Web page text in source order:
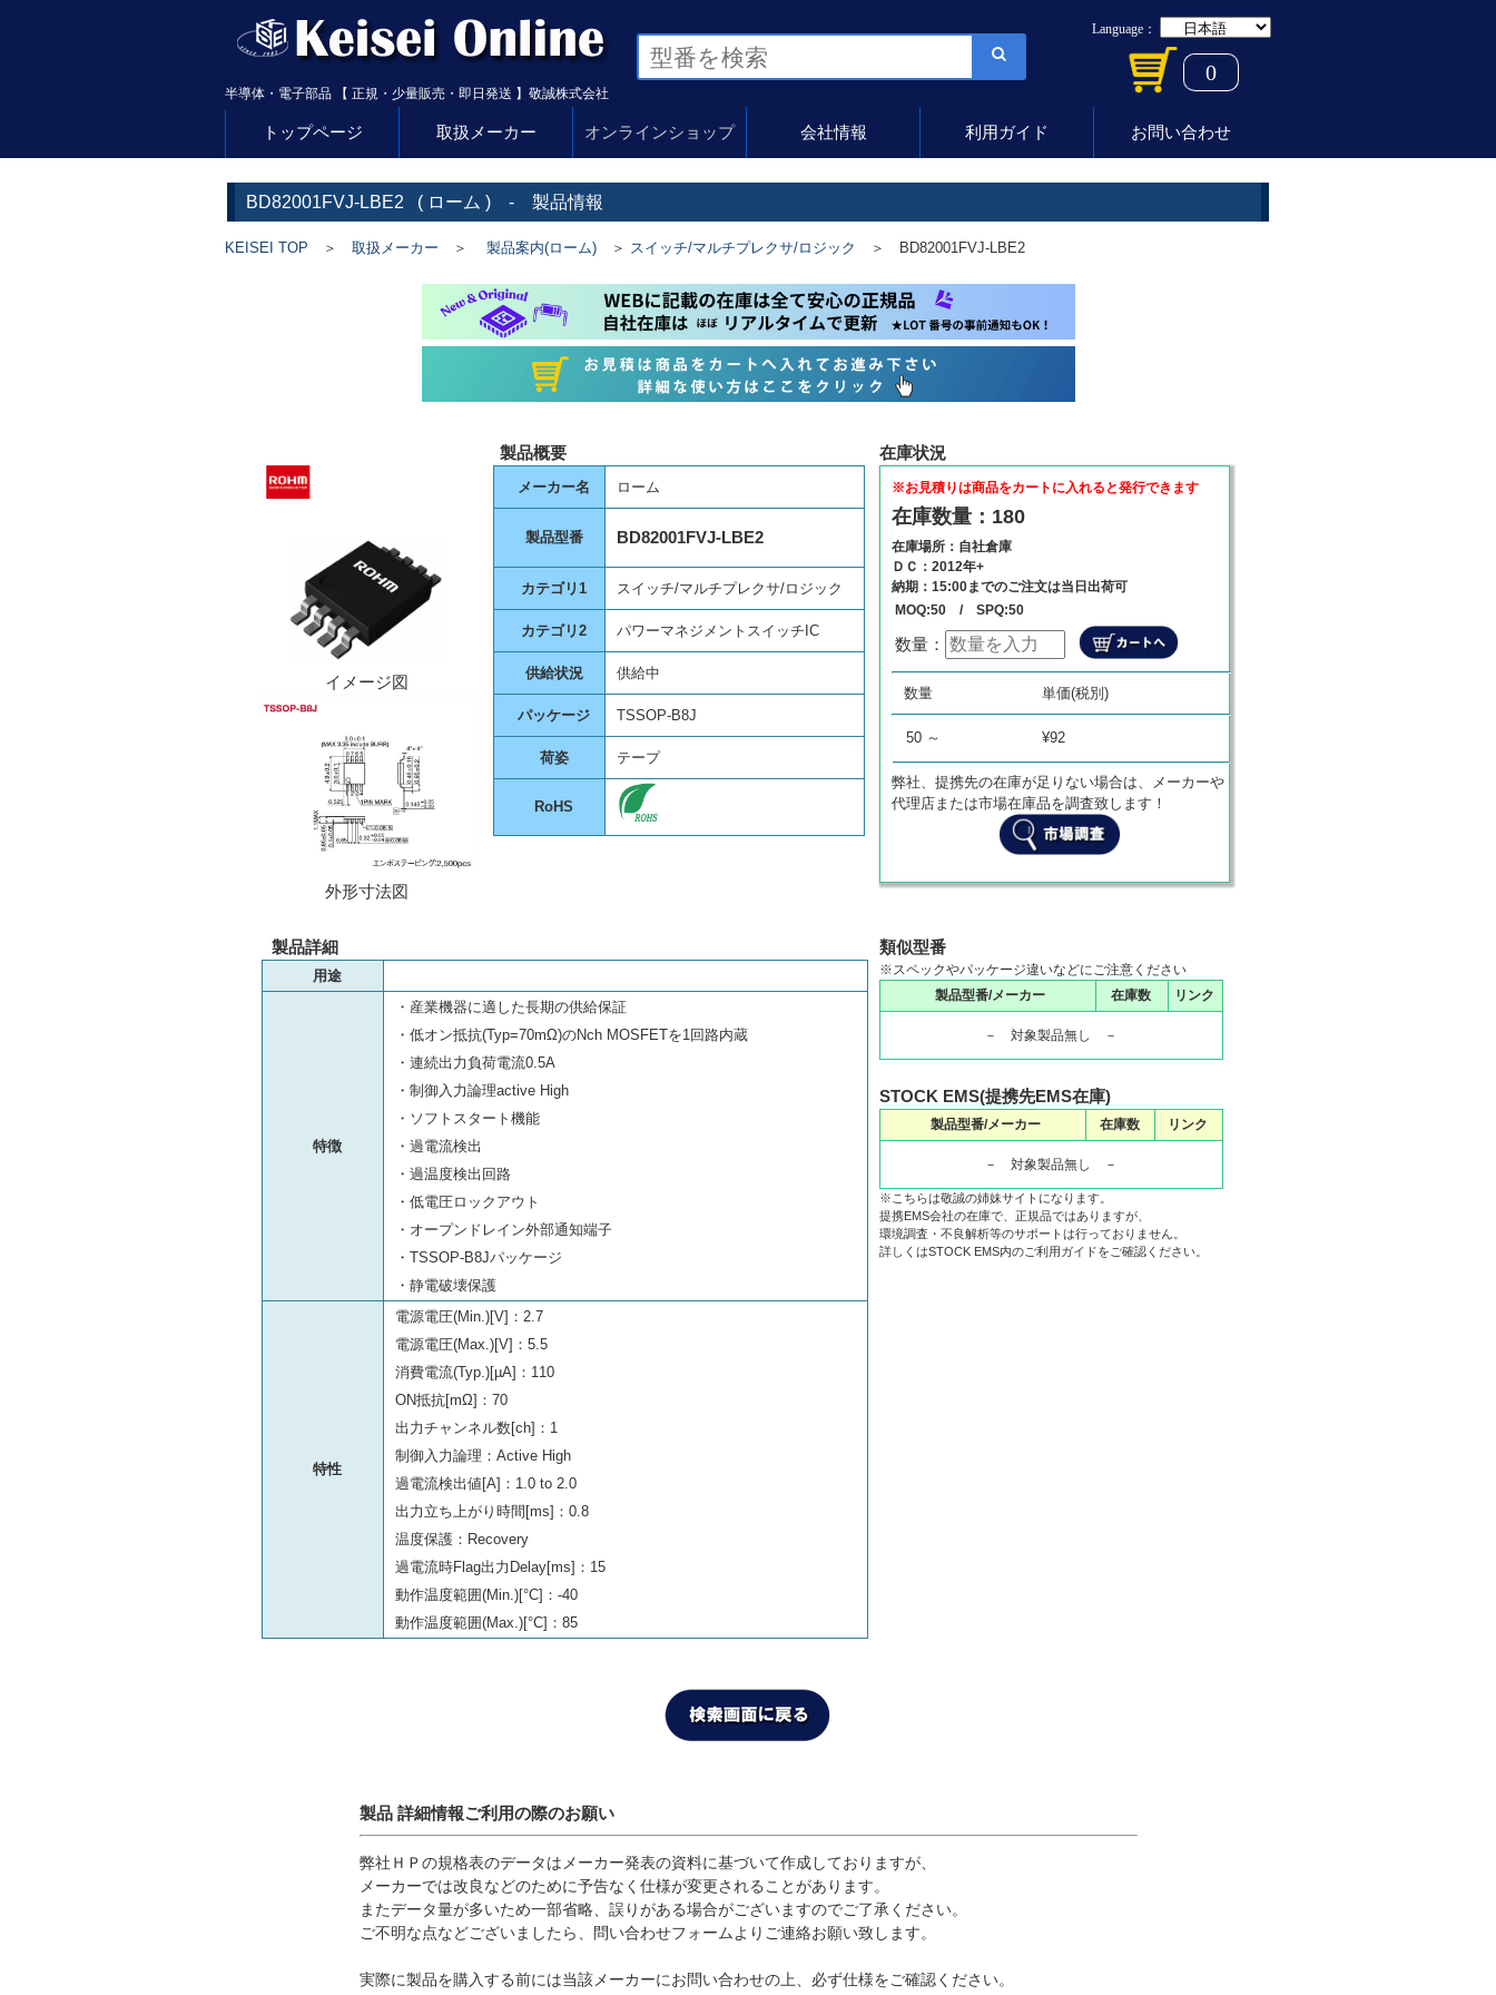
半導体・電子部品 【 正規・少量販売・即日発送 】敬誠株式会社
Language：
0
トップページ 取扱メーカー オンラインショップ 会社情報 利用ガイド お問い合わせ
BD82001FVJ-LBE2 ( ローム ) - 製品情報
KEISEI TOP ＞ 取扱メーカー ＞ 製品案内(ローム) ＞ スイッチ/マルチプレクサ/ロジック ＞ BD82001FVJ-LBE2
イメージ図
外形寸法図
製品概要
メーカー名 ローム
製品型番 BD82001FVJ-LBE2
カテゴリ1 スイッチ/マルチプレクサ/ロジック
カテゴリ2 パワーマネジメントスイッチIC
供給状況 供給中
パッケージ TSSOP-B8J
荷姿 テープ
RoHS
在庫状況
※お見積りは商品をカートに入れると発行できます
在庫数量：180
在庫場所：自社倉庫
ＤＣ：2012年+
納期：15:00までのご注文は当日出荷可
MOQ:50 / SPQ:50
数量：
数量 単価 商品代金
0
数量 単価(税別)
50 ～ ¥92
弊社、提携先の在庫が足りない場合は、メーカーや
代理店または市場在庫品を調査致します！
製品詳細
用途
特徴
・産業機器に適した長期の供給保証
・低オン抵抗(Typ=70mΩ)のNch MOSFETを1回路内蔵
・連続出力負荷電流0.5A
・制御入力論理active High
・ソフトスタート機能
・過電流検出
・過温度検出回路
・低電圧ロックアウト
・オープンドレイン外部通知端子
・TSSOP-B8Jパッケージ
・静電破壊保護
特性
電源電圧(Min.)[V]：2.7
電源電圧(Max.)[V]：5.5
消費電流(Typ.)[µA]：110
ON抵抗[mΩ]：70
出力チャンネル数[ch]：1
制御入力論理：Active High
過電流検出値[A]：1.0 to 2.0
出力立ち上がり時間[ms]：0.8
温度保護：Recovery
過電流時Flag出力Delay[ms]：15
動作温度範囲(Min.)[°C]：-40
動作温度範囲(Max.)[°C]：85
類似型番
※スペックやパッケージ違いなどにご注意ください
製品型番/メーカー
在庫数 リンク
－ 対象製品無し －
STOCK EMS(提携先EMS在庫)
製品型番/メーカー 在庫数 リンク
－ 対象製品無し －
※こちらは敬誠の姉妹サイトになります。
提携EMS会社の在庫で、正規品ではありますが、
環境調査・不良解析等のサポートは行っておりません。
詳しくはSTOCK EMS内のご利用ガイドをご確認ください。
製品 詳細情報ご利用の際のお願い
弊社ＨＰの規格表のデータはメーカー発表の資料に基づいて作成しておりますが、
メーカーでは改良などのために予告なく仕様が変更されることがあります。
またデータ量が多いため一部省略、誤りがある場合がございますのでご了承ください。
ご不明な点などございましたら、問い合わせフォームよりご連絡お願い致します。
実際に製品を購入する前には当該メーカーにお問い合わせの上、必ず仕様をご確認ください。